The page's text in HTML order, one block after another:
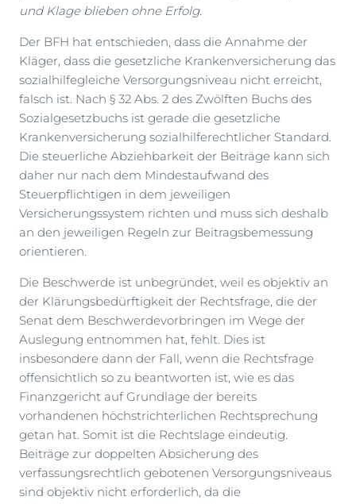
und Klage blieben ohne Erfolg.
Der BFH hat entschieden, dass die Annahme der
Kläger, dass die gesetzliche Krankenversicherung das
sozialhilfegleiche Versorgungsniveau nicht erreicht,
falsch ist. Nach § 32 Abs. 2 des Zwölften Buchs des
Sozialgesetzbuchs ist gerade die gesetzliche
Krankenversicherung sozialhilferechtlicher Standard.
Die steuerliche Abziehbarkeit der Beiträge kann sich
daher nur nach dem Mindestaufwand des
Steuerpflichtigen in dem jeweiligen
Versicherungssystem richten und muss sich deshalb
an den jeweiligen Regeln zur Beitragsbemessung
orientieren.
Die Beschwerde ist unbegründet, weil es objektiv an
der Klärungsbedürftigkeit der Rechtsfrage, die der
Senat dem Beschwerdevorbringen im Wege der
Auslegung entnommen hat, fehlt. Dies ist
insbesondere dann der Fall, wenn die Rechtsfrage
offensichtlich so zu beantworten ist, wie es das
Finanzgericht auf Grundlage der bereits
vorhandenen höchstrichterlichen Rechtsprechung
getan hat. Somit ist die Rechtslage eindeutig.
Beiträge zur doppelten Absicherung des
verfassungsrechtlich gebotenen Versorgungsniveaus
sind objektiv nicht erforderlich, da die